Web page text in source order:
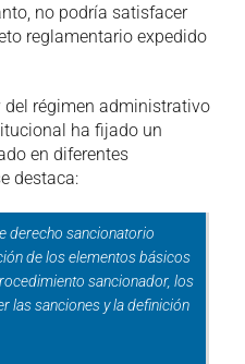
no podría satisfacer
reglamentario expedido
del régimen administrativo
ha fijado un
en diferentes
destaca:
derecho sancionatorio
de los elementos básicos
sancionador, los
las sanciones y la definición